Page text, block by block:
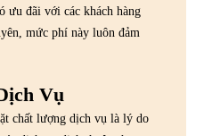
ưu đãi với các khách hàng
mức phí này luôn đảm
Vụ
chất lượng dịch vụ là lý do